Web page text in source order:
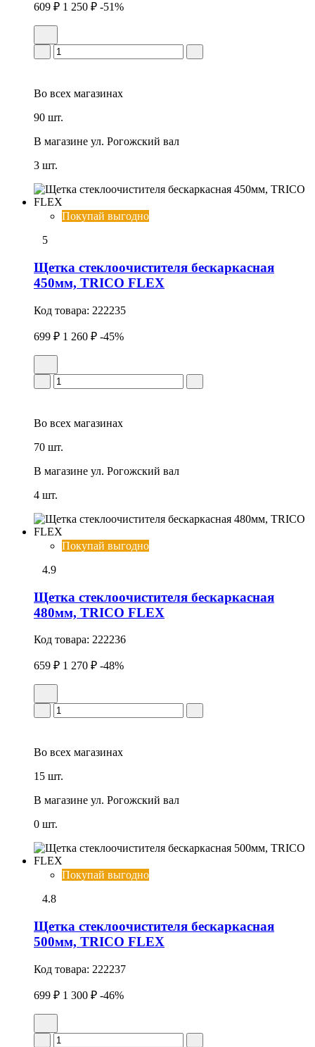
609 ₽ 1 250 ₽ -51%
Во всех магазинах
90 шт.
В магазине ул. Рогожский вал
3 шт.
Покупай выгодно
5
Щетка стеклоочистителя бескаркасная
450мм, TRICO FLEX
Код товара: 222235
699 ₽ 1 260 ₽ -45%
Во всех магазинах
70 шт.
В магазине ул. Рогожский вал
4 шт.
Покупай выгодно
4.9
Щетка стеклоочистителя бескаркасная
480мм, TRICO FLEX
Код товара: 222236
659 ₽ 1 270 ₽ -48%
Во всех магазинах
15 шт.
В магазине ул. Рогожский вал
0 шт.
Покупай выгодно
4.8
Щетка стеклоочистителя бескаркасная
500мм, TRICO FLEX
Код товара: 222237
699 ₽ 1 300 ₽ -46%